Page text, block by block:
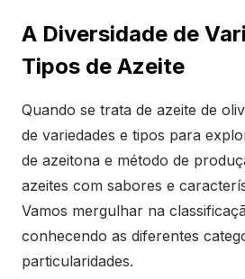
A Diversidade de
Tipos de Azeite
Quando se trata de azeite de
de variedades e tipos para
de azeitona e método de
azeites com sabores e
Vamos mergulhar na
conhecendo as diferentes
particularidades.